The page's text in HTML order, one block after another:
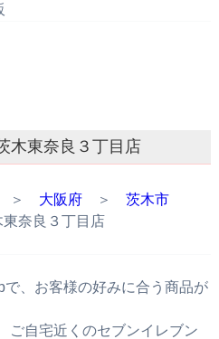
木東奈良３丁目店
大阪府＞ 茨木市
奈良３丁目店
、お客様の好みに合う商品が
ご自宅近くのセブンイレブン